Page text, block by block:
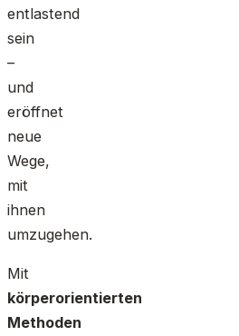
entlastend
sein
–
und
eröffnet
neue
Wege,
mit
ihnen
umzugehen.
Mit
körperorientierten
Methoden